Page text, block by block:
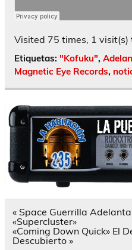
Visited 75 times, 1 visit(s)
Etiquetas: "Kofuku",
Magnetic Eye Records,
Navegación
de
entradas
« Space Guerrilla
«Supercluster»
«Coming Down Quick» El
Descubierto »